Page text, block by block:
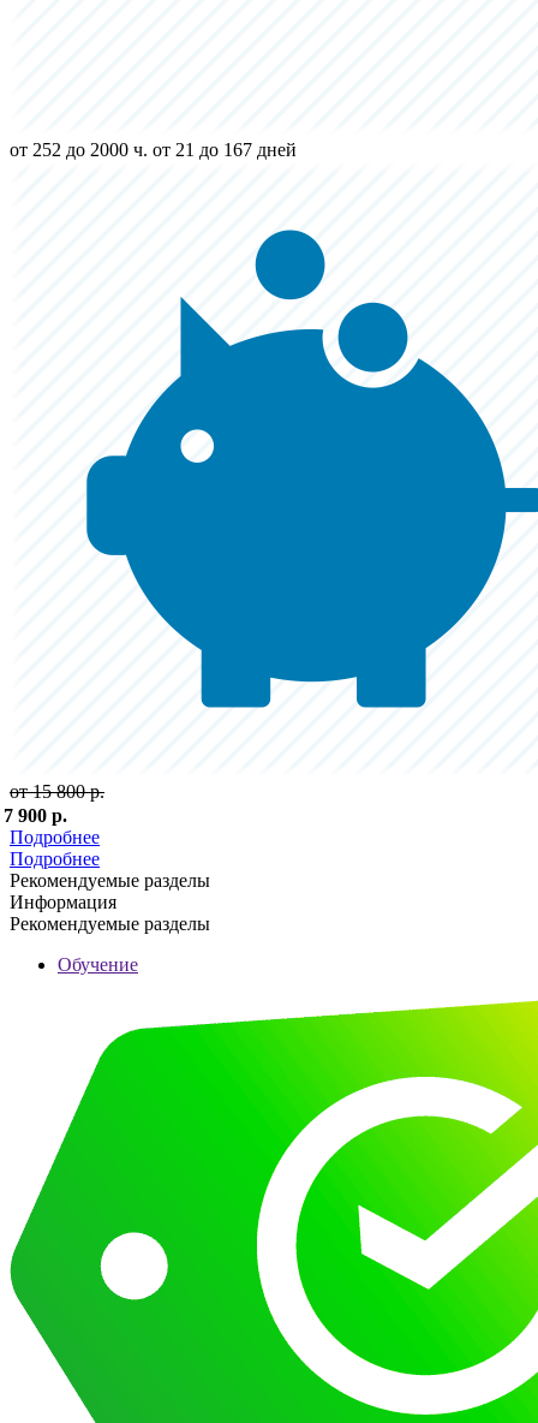
от 252 до 2000 ч. от 21 до 167 дней
от 15 800 р.
7 900 р.
Подробнее
Подробнее
Рекомендуемые разделы
Информация
Рекомендуемые разделы
Обучение